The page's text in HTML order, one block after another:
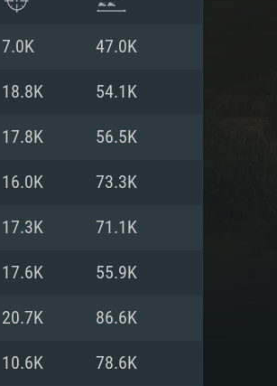
7.0K 47.0K
18.8K 54.1K
17.8K 56.5K
16.0K 73.3K
17.3K 71.1K
17.6K 55.9K
20.7K 86.6K
10.6K 78.6K